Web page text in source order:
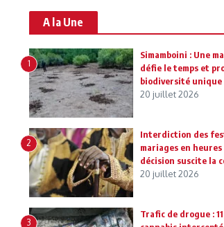
A la Une
1
Simamboini : Une
défie le temps et
biodiversité unique
20 juillet 2026
2
Interdiction des
mariages en heures
décision suscite la
20 juillet 2026
3
Trafic de drogue :